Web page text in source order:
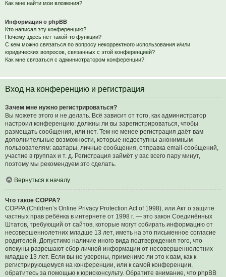
Как мне найти мои вложения?
Информация о phpBB
Кто написал эту конференцию?
Почему здесь нет такой-то функции?
С кем можно связаться по вопросу некорректного использования и/или
юридических вопросов, связанных с этой конференцией?
Как мне связаться с администратором конференции?
Вход на конференцию и регистрация
Зачем мне нужно регистрироваться?
Вы можете этого и не делать. Всё зависит от того, как администратор
настроил конференцию: должны ли вы зарегистрироваться, чтобы
размещать сообщения, или нет. Тем не менее регистрация даёт вам
дополнительные возможности, которые недоступны анонимным
пользователям: аватары, личные сообщения, отправка email-сообщений,
участие в группах и т. д. Регистрация займёт у вас всего пару минут,
поэтому мы рекомендуем это сделать.
Вернуться к началу
Что такое COPPA?
COPPA (Children’s Online Privacy Protection Act of 1998), или Акт о защите
частных прав ребёнка в интернете от 1998 г. — это закон Соединённых
Штатов, требующий от сайтов, которые могут собирать информацию от
несовершеннолетних младше 13 лет, иметь на это письменное согласие
родителей. Допустимо наличие иного вида подтверждения того, что
опекуны разрешают сбор личной информации от несовершеннолетних
младше 13 лет. Если вы не уверены, применимо ли это к вам, как к
регистрирующемуся на конференции, или к самой конференции,
обратитесь за помощью к юрисконсульту. Обратите внимание, что phpBB